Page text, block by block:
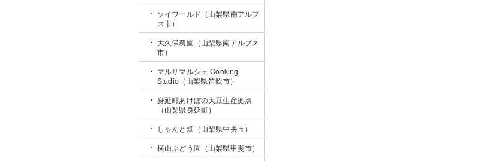
ソイワールド（山梨県南アルプ
ス市）
大久保農園（山梨県南アルプス
市）
マルサマルシェ Cooking
Studio（山梨県笛吹市）
身延町あけぼの大豆生産拠点
（山梨県身延町）
しゃんと畑（山梨県中央市）
横山ぶどう園（山梨県甲斐市）